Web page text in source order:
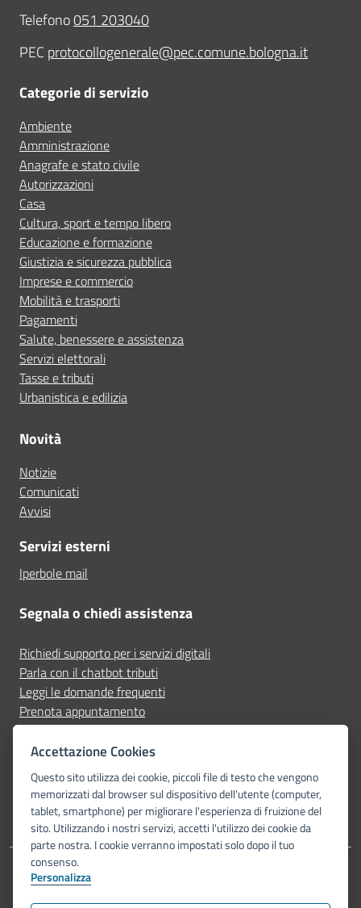
Telefono051 203040
PEC protocollogenerale@pec.comune.bologna.it
Categorie di servizio
Ambiente
Amministrazione
Anagrafe e stato civile
Autorizzazioni
Casa
Cultura, sport e tempo libero
Educazione e formazione
Giustizia e sicurezza pubblica
Imprese e commercio
Mobilità e trasporti
Pagamenti
Salute, benessere e assistenza
Servizi elettorali
Tasse e tributi
Urbanistica e edilizia
Novità
Notizie
Comunicati
Avvisi
Servizi esterni
Iperbole mail
Segnala o chiedi assistenza
Richiedi supporto per i servizi digitali
Parla con il chatbot tributi
Leggi le domande frequenti
Prenota appuntamento
Segnala disservizio
Seguici su
Dichiarazione di accessibilità
Accettazione Cookies
Questo sito utilizza dei cookie, piccoli file di testo che vengono
memorizzati dal browser sul dispositivo dell'utente (computer,
tablet, smartphone) per migliorare l'esperienza di fruizione del
sito. Utilizzando i nostri servizi, accetti l'utilizzo dei cookie da
parte nostra. I cookie verranno impostati solo dopo il tuo
consenso.
Personalizza